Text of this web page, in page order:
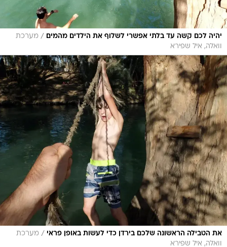
יהיה לכם קשה עד בלתי אפשרי לשלוף את הילדים מהמים / מערכת
וואלה, איל שפירא
את הטבילה הראשונה שלכם בירדן כדי לעשות באופן פראי / מערכת
וואלה, איל שפירא